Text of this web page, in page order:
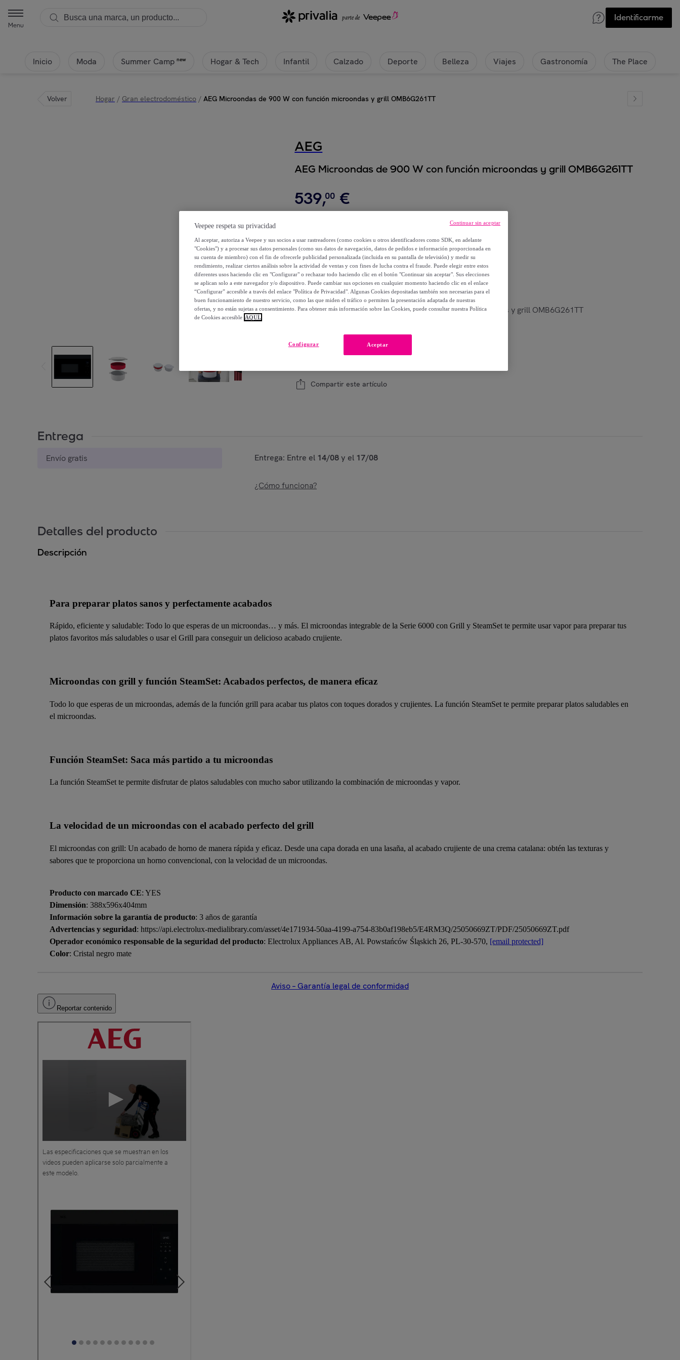
Menu
Identificarme
Inicio Moda Summer Camp new Hogar & Tech Infantil Calzado Deporte Belleza Viajes Gastronomía The Place
Volver Hogar / Gran electrodoméstico / AEG Microondas de 900 W con función microondas y grill OMB6G261TT
AEG
AEG Microondas de 900 W con función microondas y grill OMB6G261TT
539,00 €
Posible recogida de tu antiguo producto,ver condiciones
Modelo:AEG Microondas de 900 W con función microondas y grill OMB6G261TT
Añadir a la cesta
AEG Oficial
Compartir este artículo
Entrega
Envío gratis Entrega: Entre el 14/08y el 17/08
¿Cómo funciona?
Detalles del producto
Descripción
Para preparar platos sanos y perfectamente acabados
Rápido, eficiente y saludable: Todo lo que esperas de un microondas… y más. El microondas integrable de la Serie 6000 con Grill y SteamSet te permite usar vapor para preparar tus
platos favoritos más saludables o usar el Grill para conseguir un delicioso acabado crujiente.
Microondas con grill y función SteamSet: Acabados perfectos, de manera eficaz
Todo lo que esperas de un microondas, además de la función grill para acabar tus platos con toques dorados y crujientes. La función SteamSet te permite preparar platos saludables en
el microondas.
Función SteamSet: Saca más partido a tu microondas
La función SteamSet te permite disfrutar de platos saludables con mucho sabor utilizando la combinación de microondas y vapor.
La velocidad de un microondas con el acabado perfecto del grill
El microondas con grill: Un acabado de horno de manera rápida y eficaz. Desde una capa dorada en una lasaña, al acabado crujiente de una crema catalana: obtén las texturas y
sabores que te proporciona un horno convencional, con la velocidad de un microondas.
Producto con marcado CE: YES
Dimensión: 388x596x404mm
Información sobre la garantía de producto: 3 años de garantía
Advertencias y seguridad: https://api.electrolux-medialibrary.com/asset/4e171934-50aa-4199-a754-83b0af198eb5/E4RM3Q/25050669ZT/PDF/25050669ZT.pdf
Operador económico responsable de la seguridad del producto: Electrolux Appliances AB, Al. Powstańców Śląskich 26, PL-30-570, [email protected]
Color: Cristal negro mate
Aviso – Garantía legal de conformidad
Reportar contenido
Veepee respeta su privacidad
Al aceptar, autoriza a Veepee y sus socios a usar rastreadores (como cookies u otros identificadores como SDK, en adelante
"Cookies") y a procesar sus datos personales (como sus datos de navegación, datos de pedidos e información proporcionada en
su cuenta de miembro) con el fin de ofrecerle publicidad personalizada (incluida en su pantalla de televisión) y medir su
rendimiento, realizar ciertos análisis sobre la actividad de ventas y con fines de lucha contra el fraude. Puede elegir entre estos
diferentes usos haciendo clic en "Configurar" o rechazar todo haciendo clic en el botón "Continuar sin aceptar". Sus elecciones
se aplican solo a este navegador y/o dispositivo. Puede cambiar sus opciones en cualquier momento haciendo clic en el enlace
“Configurar” accesible a través del enlace "Política de Privacidad". Algunas Cookies depositadas también son necesarias para el
buen funcionamiento de nuestro servicio, como las que miden el tráfico o permiten la presentación adaptada de nuestras
ofertas, y no están sujetas a consentimiento. Para obtener más información sobre las Cookies, puede consultar nuestra Política
de Cookies accesible AQUÍ.
Aceptar
Configurar
Continuar sin aceptar